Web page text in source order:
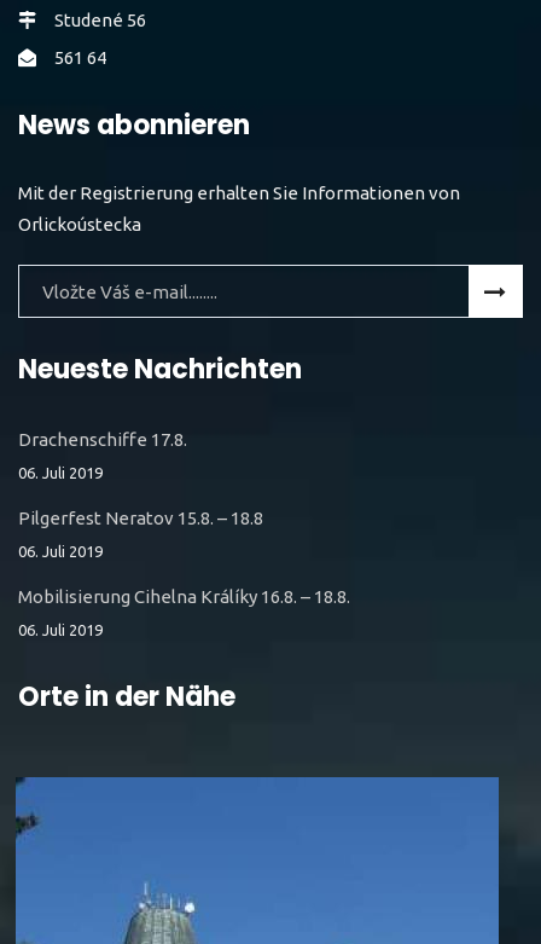
Studené 56
561 64
News abonnieren
Mit der Registrierung erhalten Sie Informationen von
Orlickoústecka
Neueste Nachrichten
Drachenschiffe 17.8.
06. Juli 2019
Pilgerfest Neratov 15.8. – 18.8
06. Juli 2019
Mobilisierung Cihelna Králíky 16.8. – 18.8.
06. Juli 2019
Orte in der Nähe